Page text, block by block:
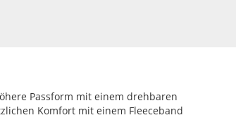
Passform mit einem drehbaren
Komfort mit einem Fleeceband